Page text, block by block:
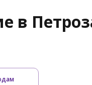
в